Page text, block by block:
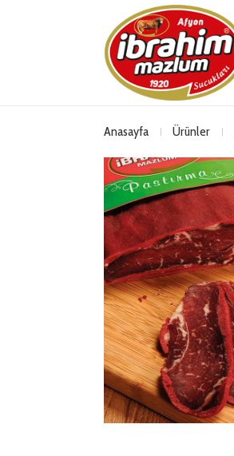
Anasayfa Ürünler